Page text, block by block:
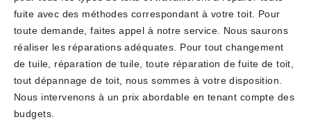
fuite avec des méthodes correspondant à votre toit. Pour
toute demande, faites appel à notre service. Nous saurons
réaliser les réparations adéquates. Pour tout changement
de tuile, réparation de tuile, toute réparation de fuite de toit,
tout dépannage de toit, nous sommes à votre disposition.
Nous intervenons à un prix abordable en tenant compte des
budgets.